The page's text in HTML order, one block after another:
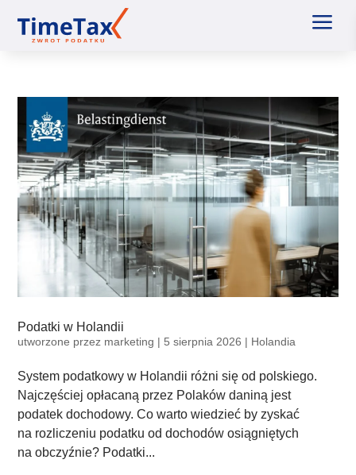
a
Podatki w Holandii
utworzone przez marketing | 5 sierpnia 2026 | Holandia
System podatkowy w Holandii różni się od polskiego.
Najczęściej opłacaną przez Polaków daniną jest
podatek dochodowy. Co warto wiedzieć by zyskać
na rozliczeniu podatku od dochodów osiągniętych
na obczyźnie? Podatki...